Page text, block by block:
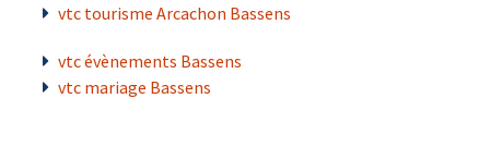
vtc tourisme Arcachon Bassens
vtc évènements Bassens
vtc mariage Bassens